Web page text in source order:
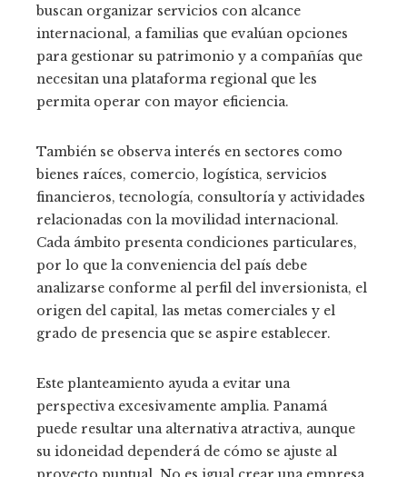
buscan organizar servicios con alcance
internacional, a familias que evalúan opciones
para gestionar su patrimonio y a compañías que
necesitan una plataforma regional que les
permita operar con mayor eficiencia.
También se observa interés en sectores como
bienes raíces, comercio, logística, servicios
financieros, tecnología, consultoría y actividades
relacionadas con la movilidad internacional.
Cada ámbito presenta condiciones particulares,
por lo que la conveniencia del país debe
analizarse conforme al perfil del inversionista, el
origen del capital, las metas comerciales y el
grado de presencia que se aspire establecer.
Este planteamiento ayuda a evitar una
perspectiva excesivamente amplia. Panamá
puede resultar una alternativa atractiva, aunque
su idoneidad dependerá de cómo se ajuste al